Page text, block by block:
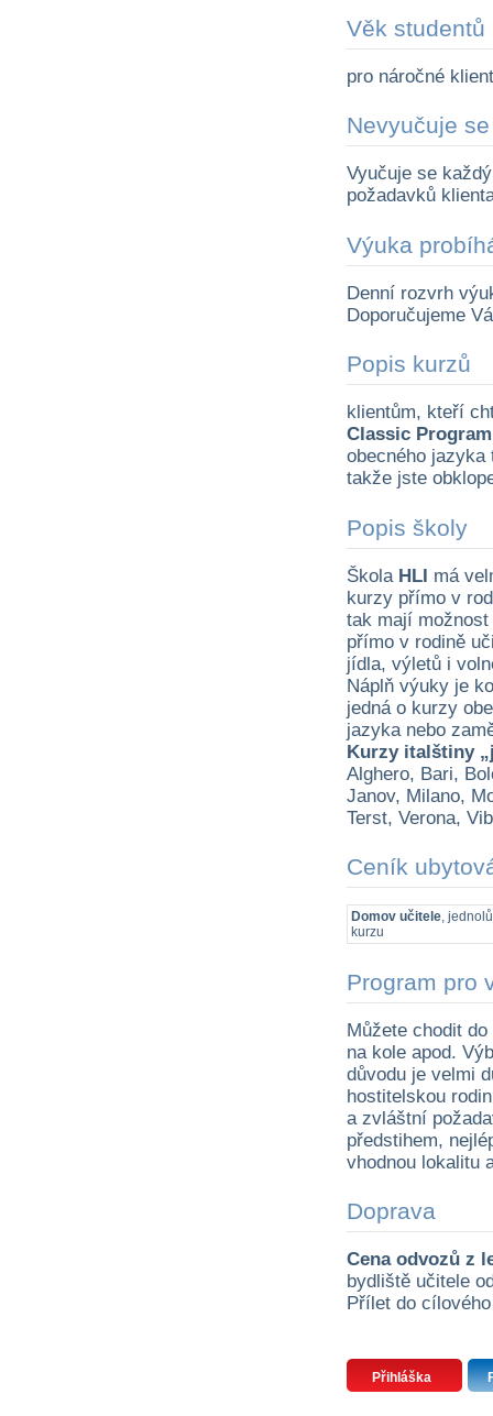
Věk studentů
pro náročné
Nevyučuje se
Vyučuje se
požadavků
Výuka
Denní rozvrh
Doporučujeme
Popis kurzů
klientům, kteří
Classic
obecného jazyka
takže jste
Popis školy
Škola HLI má
kurzy přímo v
tak mají
přímo v rodině
jídla, výletů i
Náplň výuky je
jedná o kurzy
jazyka nebo
Kurzy italštiny
Alghero, Bari,
Janov, Milano,
Terst, Verona,
Ceník
Domov učitele,
kurzu
Program pro
Můžete chodit
na kole apod.
důvodu je velmi
hostitelskou
a zvláštní
předstihem,
vhodnou lokalitu
Doprava
Cena odvozů z
bydliště učitele
Přílet do
Přihláška